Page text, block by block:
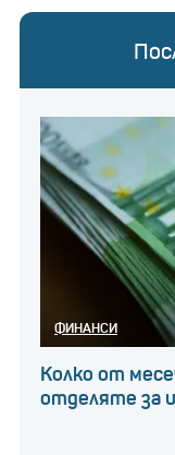
ФИНАНСИ
Колко от
отделяте за